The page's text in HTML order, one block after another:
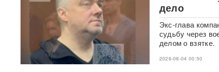
триумфальных стрельб
"Герани" ударили по судам
ВСУ в Черном море: семь
сухогрузов пораженыВИДЕО
дело
Экс-глава
судьбу через
делом о взятке.
2026-08-04 00:50